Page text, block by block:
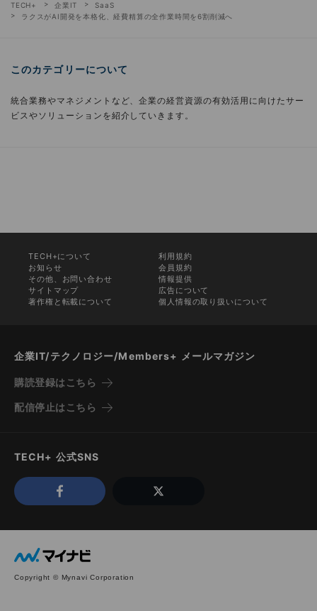
TECH+ 企業IT
SaaS
ラクスがAI開発を本格化、経費精算の全作業時間を6割削減へ
このカテゴリーについて
統合業務やマネジメントなど、企業の経営資源の有効活用に向けたサー
ビスやソリューションを紹介していきます。
TECH+について
利用規約
お知らせ
会員規約
その他、お問い合わせ
情報提供
サイトマップ
広告について
著作権と転載について
個人情報の取り扱いについて
企業IT/テクノロジー/Members+ メールマガジン
購読登録はこちら
配信停止はこちら
TECH+ 公式SNS
Copyright © Mynavi Corporation